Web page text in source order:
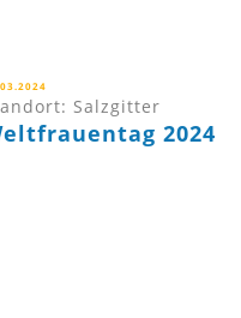
Salzgitter
2024